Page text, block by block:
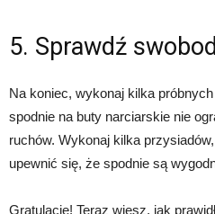
5. Sprawdź
Na koniec, wykonaj kilka
spodnie na buty narciarskie nie
ruchów. Wykonaj kilka
upewnić się, że spodnie są
Gratulacje! Teraz wiesz, jak